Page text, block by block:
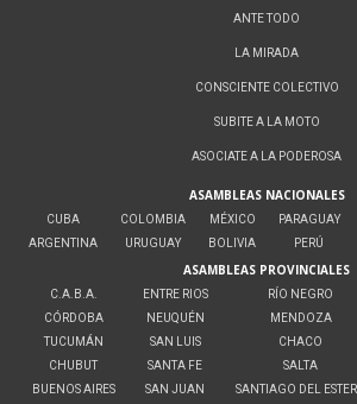
ANTE TODO
LA MIRADA
CONSCIENTE COLECTIVO
SUBITE A LA MOTO
ASOCIATE A LA PODEROSA
ASAMBLEAS NACIONALES
CUBA
ARGENTINA
COLOMBIA
URUGUAY
MÉXICO
BOLIVIA
PARAGUAY
PERÚ
ASAMBLEAS PROVINCIALES
C.A.B.A.
CÓRDOBA
TUCUMÁN
CHUBUT
BUENOS AIRES
ENTRE RIOS
NEUQUÉN
SAN LUIS
SANTA FE
SAN JUAN
RÍO NEGRO
MENDOZA
CHACO
SALTA
SANTIAGO DEL